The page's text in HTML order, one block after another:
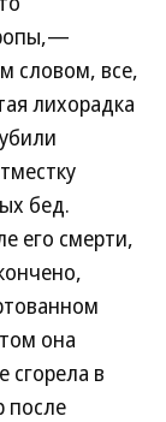
словом, все,
лихорадка
бед.
его смерти,
она
сгорела в
после